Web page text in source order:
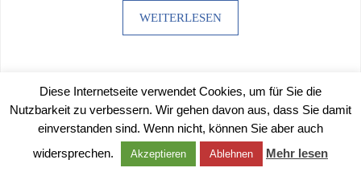
WEITERLESEN
IMPRESSUM|DATENSCHUTZERKLÄRUNG
Diese Internetseite verwendet Cookies, um für Sie die
Nutzbarkeit zu verbessern. Wir gehen davon aus, dass Sie damit
einverstanden sind. Wenn nicht, können Sie aber auch
widersprechen.
Akzeptieren Ablehnen Mehr lesen